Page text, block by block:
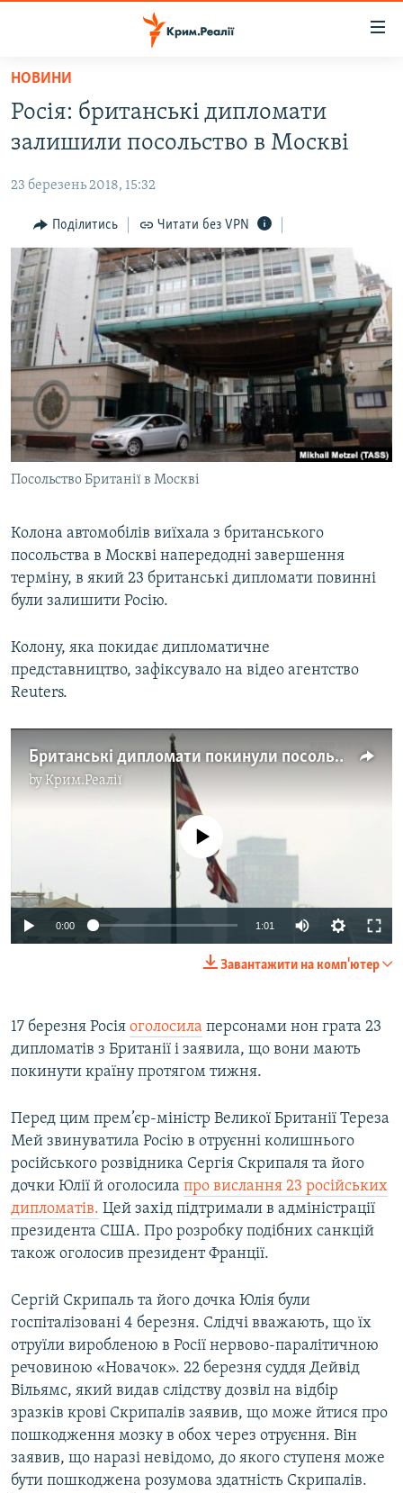
Перейти
основного
матеріалу
до
навігації
Перейти
пошуку
ВОДА.КРИМ
ПОЛІТИКА
БЛОГИ
ПОГЛЯД
ІНТЕРВ'Ю
ВСЕ ЗА ДЕНЬ
СПЕЦПРОЕКТИ
ДЕПОРТАЦІЯ
ВІДЕОУРОКИ «ELIFBE»
СВІДЧЕННЯ ОКУПАЦІЇ
УКРАЇНСЬКА ПРОБЛЕМА КРИМУ
ЯК ОБІЙТИ БЛОКУВАННЯ
Русский
Qırımtatar
Усі сайти RFE/RL
НОВИНИ
Росія: британські дипломати
залишили посольство в Москві
23 березень 2018, 15:32
Поділитись Читати без VPN
Посольство Британії в Москві
Колона автомобілів виїхала з британського
посольства в Москві напередодні завершення
терміну, в який 23 британські дипломати повинні
були залишити Росію.
Колону, яка покидає дипломатичне
представництво, зафіксувало на відео агентство
Reuters.
Британські дипломати покинули посольство в Москві (відео)
byКрим.Реалії
No media source currently available
0:00 1:01
Завантажити на комп'ютер
17 березня Росія оголосила персонами нон грата 23
дипломатів з Британії і заявила, що вони мають
покинути країну протягом тижня.
Перед цим прем’єр-міністр Великої Британії Тереза
Мей звинуватила Росію в отруєнні колишнього
російського розвідника Сергія Скрипаля та його
дочки Юлії й оголосила про вислання 23 російських
дипломатів. Цей захід підтримали в адміністрації
президента США. Про розробку подібних санкцій
також оголосив президент Франції.
Сергій Скрипаль та його дочка Юлія були
госпіталізовані 4 березня. Слідчі вважають, що їх
отруїли виробленою в Росії нервово-паралітичною
речовиною «Новачок». 22 березня суддя Дейвід
Вільямс, який видав слідству дозвіл на відбір
зразків крові Скрипалів заявив, що може йтися про
пошкодження мозку в обох через отруєння. Він
заявив, що наразі невідомо, до якого ступеня може
бути пошкоджена розумова здатність Скрипалів.